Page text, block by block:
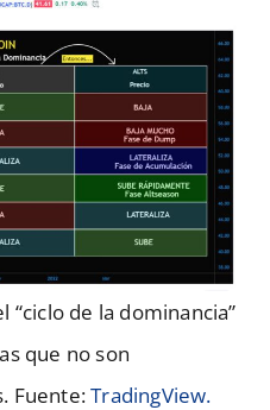
“ciclo de la dominancia”
que no son
Fuente:TradingView.